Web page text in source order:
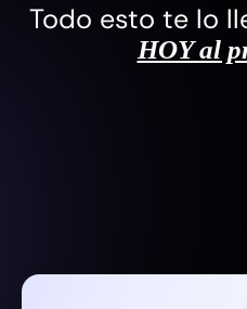
Todo esto te lo
HOY al